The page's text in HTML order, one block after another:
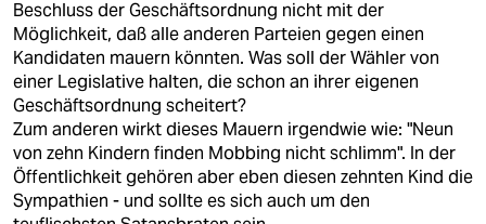
Beschluss der Geschäftsordnung nicht mit der
Möglichkeit, daß alle anderen Parteien gegen einen
Kandidaten mauern könnten. Was soll der Wähler von
einer Legislative halten, die schon an ihrer eigenen
Geschäftsordnung scheitert?
Zum anderen wirkt dieses Mauern irgendwie wie: "Neun
von zehn Kindern finden Mobbing nicht schlimm". In der
Öffentlichkeit gehören aber eben diesen zehnten Kind die
Sympathien - und sollte es sich auch um den